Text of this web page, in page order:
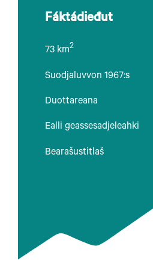
Fáktádieđut
73 km2
Suodjaluvvon 1967:s
Duottareana
Ealli geassesadjeleahki
Bearašustitlaš